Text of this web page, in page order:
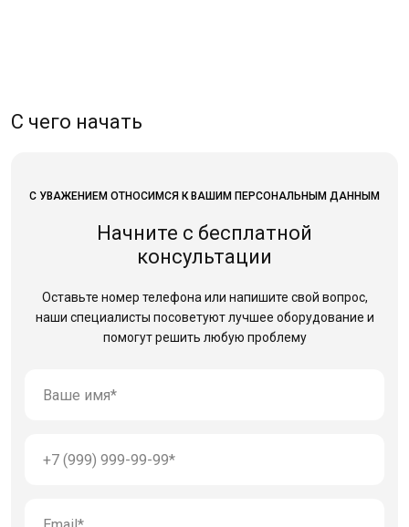
С чего начать
С УВАЖЕНИЕМ ОТНОСИМСЯ К ВАШИМ ПЕРСОНАЛЬНЫМ ДАННЫМ
Начните с бесплатной
консультации
Оставьте номер телефона или напишите свой вопрос,
наши специалисты посоветуют лучшее оборудование и
помогут решить любую проблему